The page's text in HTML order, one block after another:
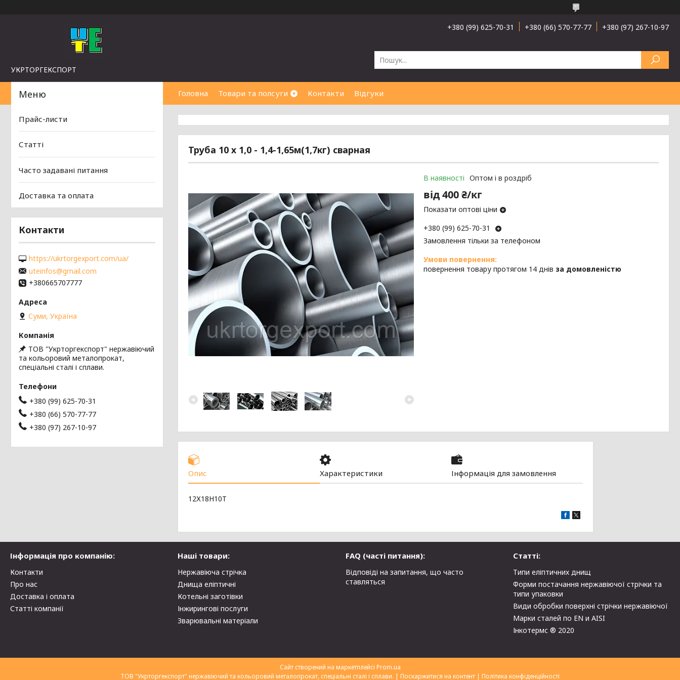
УКРТОРГЕКСПОРТ
+380 (99) 625-70-31 +380 (66) 570-77-77 +380 (97) 267-10-97
Головна Товари та полсуги Контакти Відгуки
Труба 10 х 1,0 - 1,4-1,65м(1,7кг) сварная
В наявності Оптом і в роздріб
від400 ₴/кг
Показати оптові ціни
+380 (99) 625-70-31
Замовлення тільки за телефоном
повернення товару протягом 14 днів за домовленістю
Опис Характеристики Інформація для замовлення
12Х18Н10Т
Прайс-листи
Статті
Часто задавані питання
Доставка та оплата
Контакти
https://ukrtorgexport.com/ua/
uteinfos@gmail.com
+380665707777
Суми, Україна
ТОВ "Укрторгекспорт" нержавіючий
та кольоровий металопрокат,
спеціальні сталі і сплави.
+380 (99) 625-70-31
+380 (66) 570-77-77
+380 (97) 267-10-97
Інформація про компанію:
Контакти
Про нас
Доставка і оплата
Статті компанії
Наші товари:
Нержавіюча стрічка
Днища еліптичні
Котельні заготівки
Інжирингові послуги
Зварювальні матеріали
FAQ (часті питання):
Відповіді на запитання, що часто
ставляться
Статті:
Типи еліптичних днищ
Форми постачання нержавіючої стрічки та
типи упаковки
Види обробки поверхні стрічки нержавіючої
Марки сталей по EN и AISI
Інкотермс ® 2020
Сайт створений на маркетплейсі Prom.ua
ТОВ "Укрторгекспорт" нержавіючий та кольоровий металопрокат, спеціальні сталі і сплави. | Поскаржитися на контент | Політика конфіденційності